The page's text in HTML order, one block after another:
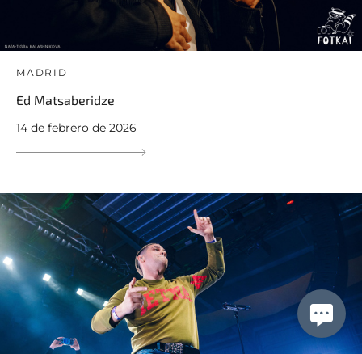
MADRID
Ed Matsaberidze
14 de febrero de 2026